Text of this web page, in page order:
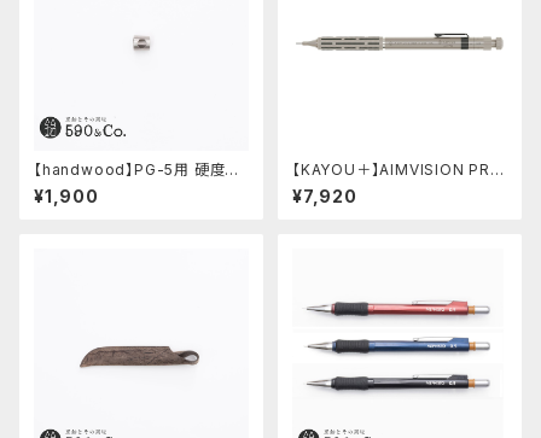
【handwood】PG-5用 硬度表
示窓 (ステンレス/六角窓)
¥1,900
【KAYOU＋】AIMVISION PR
O/エイムビジョンプロ (チタニウ
ムゴールド)
¥7,920